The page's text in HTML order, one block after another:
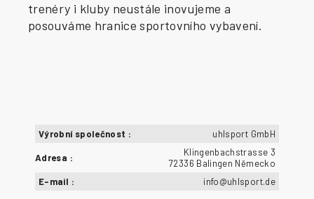
trenéry i kluby neustále inovujeme a
posouváme hranice sportovního vybavení.
Výrobní společnost : uhlsport GmbH
Adresa :
Klingenbachstrasse 3
72336 Balingen Německo
E-mail : info@uhlsport.de